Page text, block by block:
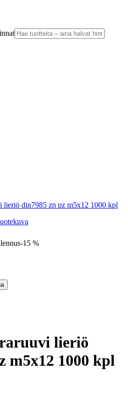
lieriö din7985 zn pz m5x12 1000 kpl
-15 %
lieriö
m5x12 1000 kpl